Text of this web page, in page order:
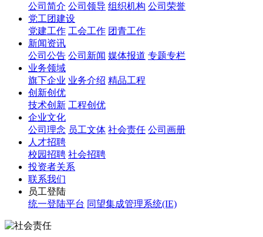
公司简介 公司领导 组织机构 公司荣誉
党工团建设
党建工作 工会工作 团青工作
新闻资讯
公司公告 公司新闻 媒体报道 专题专栏
业务领域
旗下企业 业务介绍 精品工程
创新创优
技术创新 工程创优
企业文化
公司理念 员工文体 社会责任 公司画册
人才招聘
校园招聘 社会招聘
投资者关系
联系我们
员工登陆
统一登陆平台 同望集成管理系统(IE)